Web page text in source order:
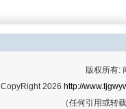
版权所有:
CopyRight 2026 http://
（任何引用或转